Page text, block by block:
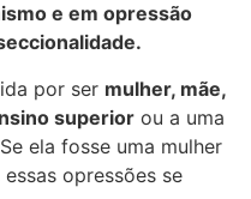
e em opressão
por ser mulher, mãe,
superior ou a uma
ela fosse uma mulher
opressões se